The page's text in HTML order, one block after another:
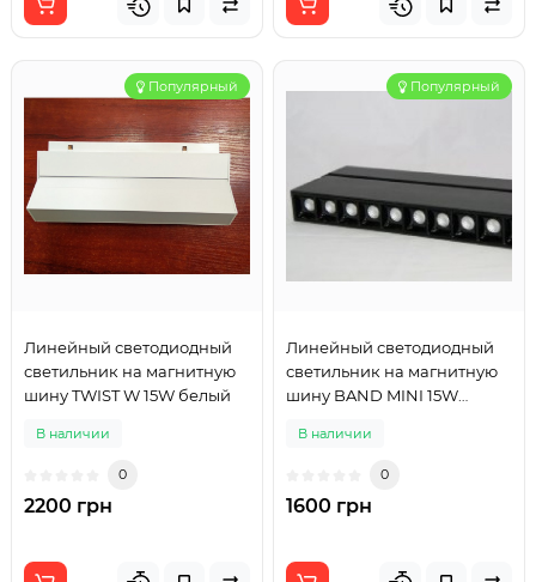
Популярный
Линейный светодиодный
светильник на магнитную
шину TWIST W 15W белый
В наличии
0
2200 грн
Популярный
Линейный светодиодный
светильник на магнитную
шину BAND MINI 15W
В наличии
0
1600 грн